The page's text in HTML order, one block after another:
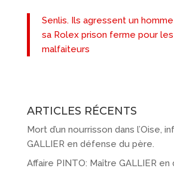
Senlis. Ils agressent un
sa Rolex prison ferme pour
malfaiteurs
ARTICLES RÉCENTS
Mort d’un nourrisson dans l’Oise,
GALLIER en défense du père.
Affaire PINTO: Maître GALLIER